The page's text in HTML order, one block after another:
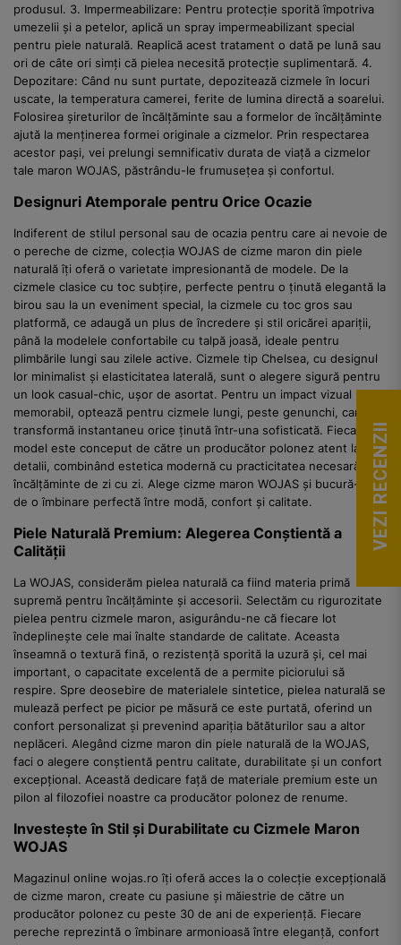
produsul. 3. Impermeabilizare: Pentru protecție sporită împotriva
umezelii și a petelor, aplică un spray impermeabilizant special
pentru piele naturală. Reaplică acest tratament o dată pe lună sau
ori de câte ori simți că pielea necesită protecție suplimentară. 4.
Depozitare: Când nu sunt purtate, depozitează cizmele în locuri
uscate, la temperatura camerei, ferite de lumina directă a soarelui.
Folosirea șireturilor de încălțăminte sau a formelor de încălțăminte
ajută la menținerea formei originale a cizmelor. Prin respectarea
acestor pași, vei prelungi semnificativ durata de viață a cizmelor
tale maron WOJAS, păstrându-le frumusețea și confortul.
Designuri Atemporale pentru Orice Ocazie
Indiferent de stilul personal sau de ocazia pentru care ai nevoie de
o pereche de cizme, colecția WOJAS de cizme maron din piele
naturală îți oferă o varietate impresionantă de modele. De la
cizmele clasice cu toc subțire, perfecte pentru o ținută elegantă la
birou sau la un eveniment special, la cizmele cu toc gros sau
platformă, ce adaugă un plus de încredere și stil oricărei apariții,
până la modelele confortabile cu talpă joasă, ideale pentru
plimbările lungi sau zilele active. Cizmele tip Chelsea, cu designul
lor minimalist și elasticitatea laterală, sunt o alegere sigură pentru
un look casual-chic, ușor de asortat. Pentru un impact vizual
memorabil, optează pentru cizmele lungi, peste genunchi, care
transformă instantaneu orice ținută într-una sofisticată. Fiecare
model este conceput de către un producător polonez atent la
detalii, combinând estetica modernă cu practicitatea necesară unei
încălțăminte de zi cu zi. Alege cizme maron WOJAS și bucură-te
de o îmbinare perfectă între modă, confort și calitate.
Piele Naturală Premium: Alegerea Conștientă a
Calității
La WOJAS, considerăm pielea naturală ca fiind materia primă
supremă pentru încălțăminte și accesorii. Selectăm cu rigurozitate
pielea pentru cizmele maron, asigurându-ne că fiecare lot
îndeplinește cele mai înalte standarde de calitate. Aceasta
înseamnă o textură fină, o rezistență sporită la uzură și, cel mai
important, o capacitate excelentă de a permite piciorului să
respire. Spre deosebire de materialele sintetice, pielea naturală se
mulează perfect pe picior pe măsură ce este purtată, oferind un
confort personalizat și prevenind apariția bătăturilor sau a altor
neplăceri. Alegând cizme maron din piele naturală de la WOJAS,
faci o alegere conștientă pentru calitate, durabilitate și un confort
excepțional. Această dedicare față de materiale premium este un
pilon al filozofiei noastre ca producător polonez de renume.
Investește în Stil și Durabilitate cu Cizmele Maron
WOJAS
Magazinul online wojas.ro îți oferă acces la o colecție excepțională
de cizme maron, create cu pasiune și măiestrie de către un
producător polonez cu peste 30 de ani de experiență. Fiecare
pereche reprezintă o îmbinare armonioasă între eleganță, confort
VEZI RECENZII